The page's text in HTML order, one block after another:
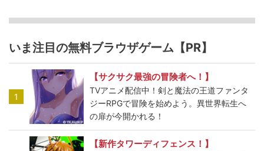
いま注目の無料ブラウザゲーム【PR】
1
【サクサク最強の冒険者へ！】
TVアニメ配信中！剣と魔法の王道ファンタ
ジーRPGで冒険を始めよう。異世界転生へ
の扉が今開かれる！
【新作タワーディフェンス！】